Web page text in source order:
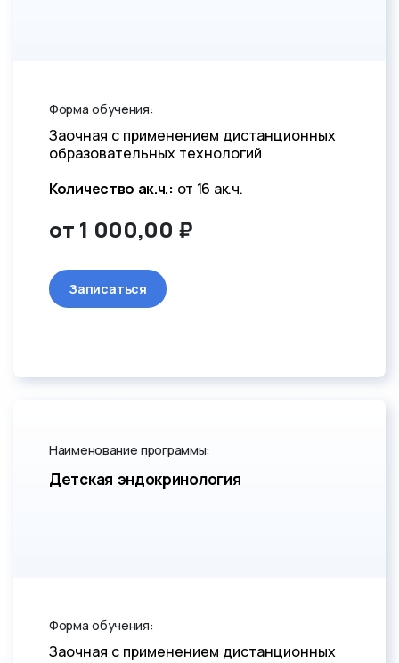
Форма обучения:
Заочная с применением дистанционных
образовательных технологий
Количество ак.ч.: от 16 ак.ч.
от 1 000,00 ₽
Записаться
Наименование программы:
Детская эндокринология
Форма обучения:
Заочная с применением дистанционных